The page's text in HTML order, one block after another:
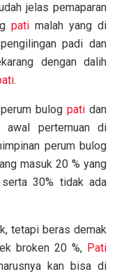
jelas pemaparan
pati malah yang di
padi dan
dengan dalih
.
bulogpati dan
awal pertemuan di
perum bulog
masuk 20 % yang
30% tidak ada
tetapi beras demak
broken 20 %, Pati
kan bisa di